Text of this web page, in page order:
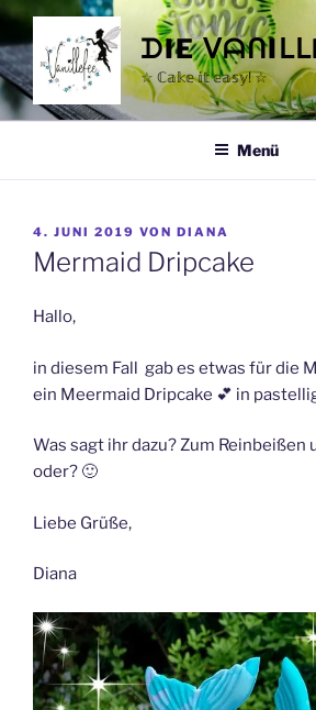
Zum
Inhalt
springen
ᗪIE
☆ ℂ𝕒𝕜𝕖 𝕚𝕥 𝕖𝕒𝕤𝕪! ☆
Menü
VERÖFFENTLICHT
AM
4. JUNI 2019 VON DIANA
Mermaid Dripcake
Hallo,
in diesem Fall gab es etwas für die
ein Meermaid Dripcake 💕 in
Was sagt ihr dazu? Zum Reinbeißen
oder? 🙂
Liebe Grüße,
Diana